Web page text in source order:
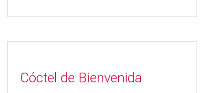
e
b
k
to
d
n
ai
l
m
p
r
Cóctel de Bienvenida